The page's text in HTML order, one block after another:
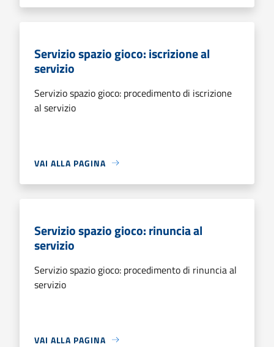
Servizio spazio gioco: iscrizione al
servizio
Servizio spazio gioco: procedimento di iscrizione
al servizio
VAI ALLA PAGINA
Servizio spazio gioco: rinuncia al
servizio
Servizio spazio gioco: procedimento di rinuncia al
servizio
VAI ALLA PAGINA